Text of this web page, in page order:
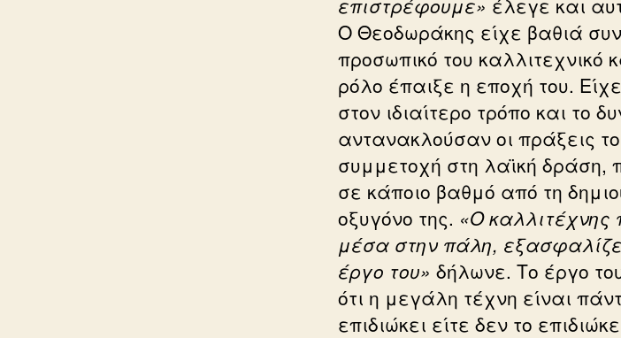
Ο Θεοδωράκης είχε βαθιά
προσωπικό του καλλιτεχνικό
ρόλο έπαιξε η εποχή του.
στον ιδιαίτερο τρόπο και το
αντανακλούσαν οι πράξεις
συμμετοχή στη λαϊκή δράση,
σε κάποιο βαθμό από τη
οξυγόνο της. «Ο καλλιτέχνης
μέσα στην πάλη,
έργο του» δήλωνε. Το έργο
ότι η μεγάλη τέχνη είναι
επιδιώκει είτε δεν το